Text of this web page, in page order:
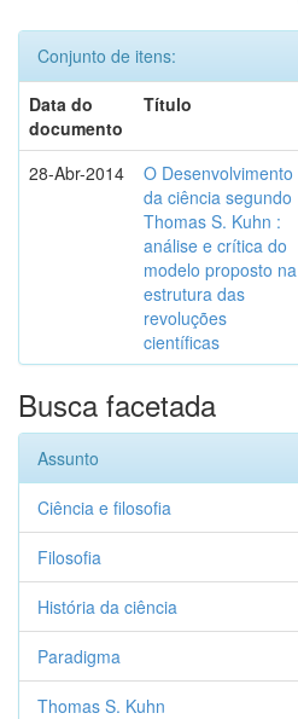
Conjunto de itens:
Data do
documento
Título
28-Abr-2014
O Desenvolvimento
da ciência segundo
Thomas S. Kuhn :
análise e crítica do
modelo proposto na
estrutura das
revoluções
científicas
Busca facetada
Assunto
Ciência e filosofia
Filosofia
História da ciência
Paradigma
Thomas S. Kuhn